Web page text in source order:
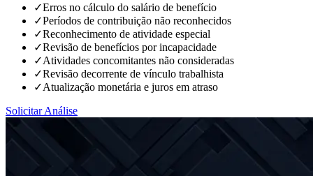
✓Erros no cálculo do salário de benefício
✓Períodos de contribuição não reconhecidos
✓Reconhecimento de atividade especial
✓Revisão de benefícios por incapacidade
✓Atividades concomitantes não consideradas
✓Revisão decorrente de vínculo trabalhista
✓Atualização monetária e juros em atraso
Solicitar Análise